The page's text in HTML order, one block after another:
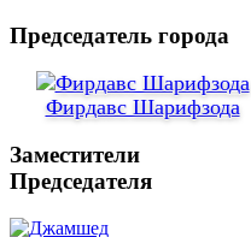
Председатель города
Фирдавс Шарифзода
Заместители
Председателя